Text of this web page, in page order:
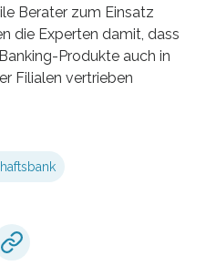
Berater zum Einsatz
die Experten damit, dass
Produkte auch in
Filialen vertrieben